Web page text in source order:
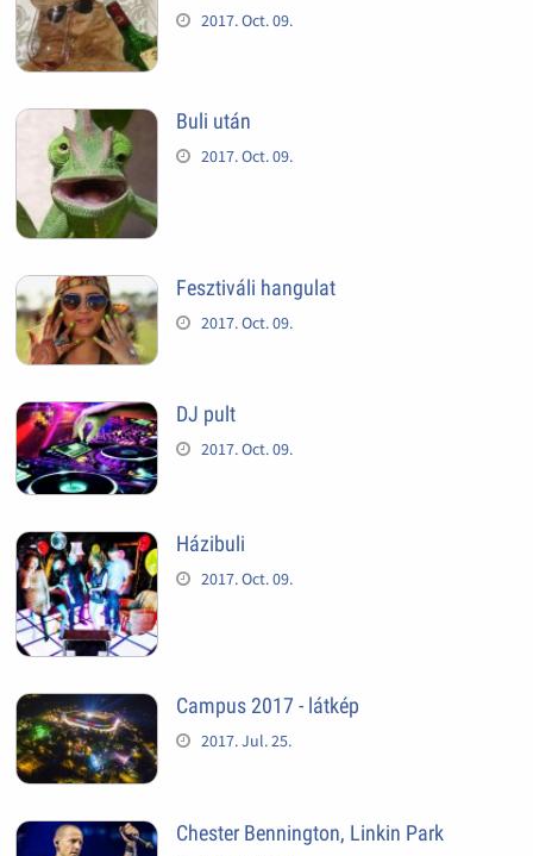
2017. Oct. 09.
Buli után
2017. Oct. 09.
Fesztiváli hangulat
2017. Oct. 09.
DJ pult
2017. Oct. 09.
Házibuli
2017. Oct. 09.
Campus 2017 - látkép
2017. Jul. 25.
Chester Bennington, Linkin Park